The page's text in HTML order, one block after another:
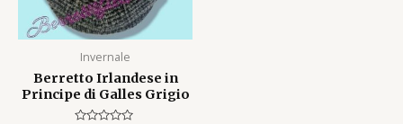
Invernale
Berretto Irlandese in
Principe di Galles Grigio